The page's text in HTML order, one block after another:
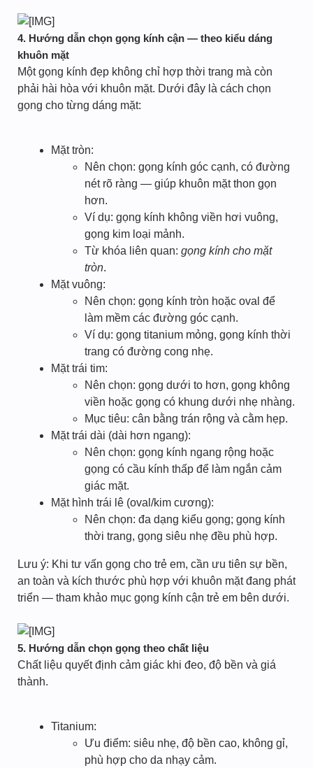
4. Hướng dẫn chọn gọng kính cận — theo kiểu dáng
khuôn mặt
Một gọng kính đẹp không chỉ hợp thời trang mà còn
phải hài hòa với khuôn mặt. Dưới đây là cách chọn
gọng cho từng dáng mặt:
Mặt tròn:
Nên chọn: gọng kính góc cạnh, có đường
nét rõ ràng — giúp khuôn mặt thon gọn
hơn.
Ví dụ: gọng kính không viền hơi vuông,
gọng kim loại mảnh.
Từ khóa liên quan: gọng kính cho mặt
tròn.
Mặt vuông:
Nên chọn: gọng kính tròn hoặc oval để
làm mềm các đường góc cạnh.
Ví dụ: gọng titanium mỏng, gọng kính thời
trang có đường cong nhẹ.
Mặt trái tim:
Nên chọn: gọng dưới to hơn, gọng không
viền hoặc gọng có khung dưới nhẹ nhàng.
Mục tiêu: cân bằng trán rộng và cằm hẹp.
Mặt trái dài (dài hơn ngang):
Nên chọn: gọng kính ngang rộng hoặc
gọng có cầu kính thấp để làm ngắn cảm
giác mặt.
Mặt hình trái lê (oval/kim cương):
Nên chọn: đa dạng kiểu gọng; gọng kính
thời trang, gọng siêu nhẹ đều phù hợp.
Lưu ý: Khi tư vấn gọng cho trẻ em, cần ưu tiên sự bền,
an toàn và kích thước phù hợp với khuôn mặt đang phát
triển — tham khảo mục gọng kính cận trẻ em bên dưới.
5. Hướng dẫn chọn gọng theo chất liệu
Chất liệu quyết định cảm giác khi đeo, độ bền và giá
thành.
Titanium:
Ưu điểm: siêu nhẹ, độ bền cao, không gỉ,
phù hợp cho da nhạy cảm.